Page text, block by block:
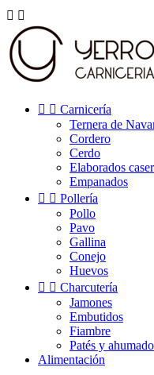
 
  Carnicería
Ternera de
Cordero
Cerdo
Elaborados
Empanados
  Pollería
Pollo
Pavo
Gallina
Conejo
Huevos
  Charcutería
Jamones
Embutidos
Fiambre
Patés y
Alimentación